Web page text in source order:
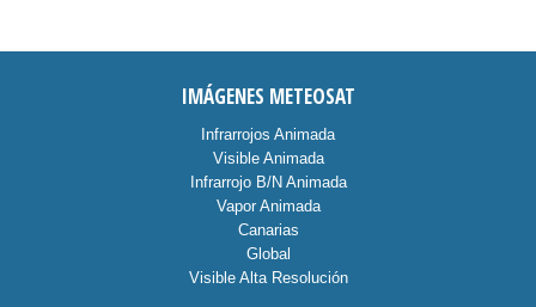
IMÁGENES METEOSAT
Infrarrojos Animada
Visible Animada
Infrarrojo B/N Animada
Vapor Animada
Canarias
Global
Visible Alta Resolución